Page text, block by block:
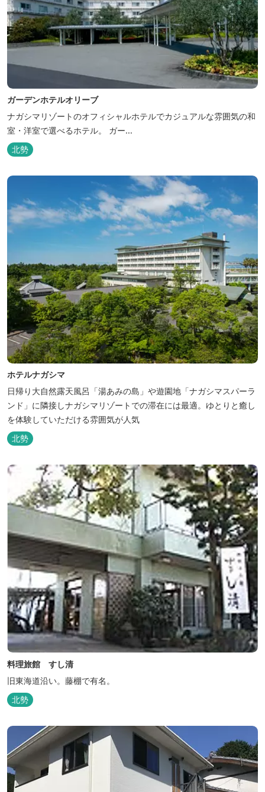
ガーデンホテルオリーブ
ナガシマリゾートのオフィシャルホテルでカジュアルな雰囲気の和
室・洋室で選べるホテル。 ガー...
北勢
ホテルナガシマ
日帰り大自然露天風呂「湯あみの島」や遊園地「ナガシマスパーラ
ンド」に隣接しナガシマリゾートでの滞在には最適。ゆとりと癒し
を体験していただける雰囲気が人気
北勢
料理旅館 すし清
旧東海道沿い。藤棚で有名。
北勢